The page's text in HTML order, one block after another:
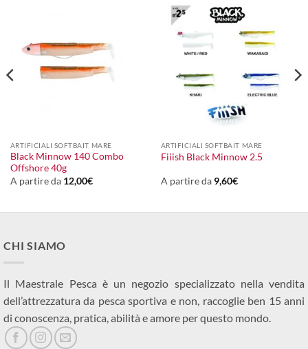
ARTIFICIALI SOFTBAIT MARE
Black Minnow 140 Combo
Offshore 40g
A partire da 12,00€
ARTIFICIALI SOFTBAIT MARE
Fiiish Black Minnow 2.5
A partire da 9,60€
CHI SIAMO
Il Maestrale Pesca è un negozio specializzato nella vendita
dell’attrezzatura da pesca sportiva e non, raccoglie ben 15 anni
di conoscenza, pratica, abilità e amore per questo mondo.